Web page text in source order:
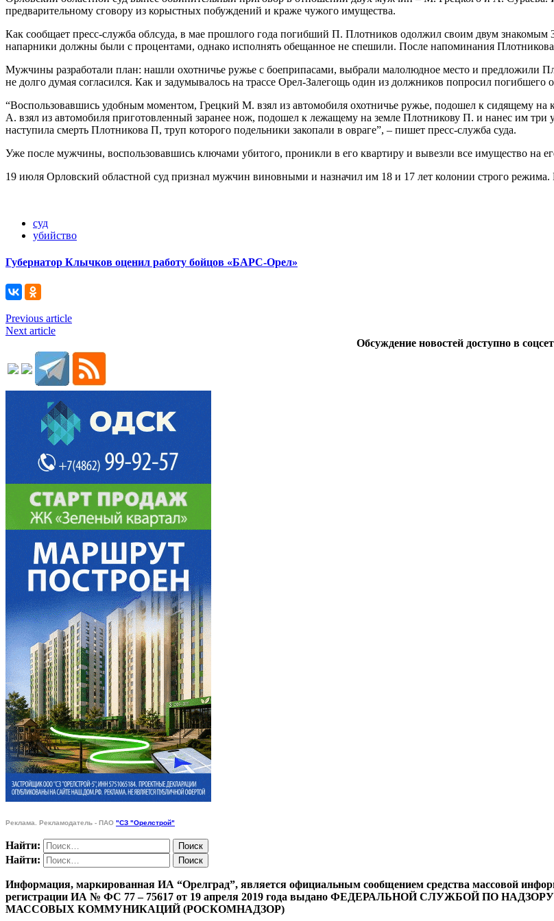
предварительному сговору из корыстных побуждений и краже чужого имущества.
Как сообщает пресс-служба облсуда, в мае прошлого года погибший П. Плотников одолжил своим двум
напарники должны были с процентами, однако исполнять обещанное не спешили. После напоминания Плотникова
Мужчины разработали план: нашли охотничье ружье с боеприпасами, выбрали малолюдное место и предложили
не долго думая согласился. Как и задумывалось на трассе Орел-Залегощь один из должников попросил погибшего
“Воспользовавшись удобным моментом, Грецкий М. взял из автомобиля охотничье ружье, подошел к сидящему на
А. взял из автомобиля приготовленный заранее нож, подошел к лежащему на земле Плотникову П. и нанес им три
наступила смерть Плотникова П, труп которого подельники закопали в овраге”, – пишет пресс-служба суда.
Уже после мужчины, воспользовавшись ключами убитого, проникли в его квартиру и вывезли все имущество на
19 июля Орловский областной суд признал мужчин виновными и назначил им 18 и 17 лет колонии строго режима.
суд
убийство
Губернатор Клычков оценил работу бойцов «БАРС-Орел»
Previous article
Next article
Обсуждение новостей доступно в
Реклама. Рекламодатель - ПАО "СЗ "Орелстрой"
Найти:
Найти:
Информация, маркированная ИА “Орелград”, является официальным сообщением средства массовой
регистрации ИА № ФС 77 – 75617 от 19 апреля 2019 года выдано ФЕДЕРАЛЬНОЙ СЛУЖБОЙ ПО
МАССОВЫХ КОММУНИКАЦИЙ (РОСКОМНАДЗОР)